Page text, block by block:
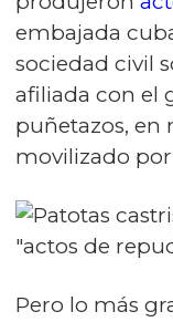
embajada
sociedad civil
afiliada con el
puñetazos, en
movilizado
Pero lo más